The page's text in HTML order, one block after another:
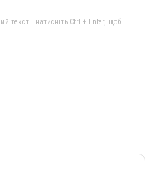
текст і натисніть Ctrl + Enter, щоб